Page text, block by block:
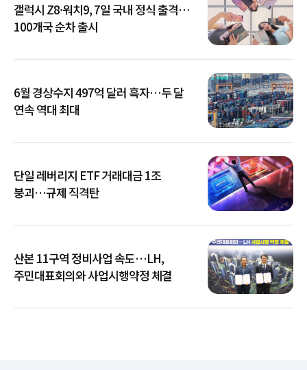
갤럭시 Z8·워치9, 7일 국내 정식 출격…
100개국 순차 출시
6월 경상수지 497억 달러 흑자…두 달
연속 역대 최대
단일 레버리지 ETF 거래대금 1조
붕괴…규제 직격탄
산본 11구역 정비사업 속도…LH,
주민대표회의와 사업시행약정 체결